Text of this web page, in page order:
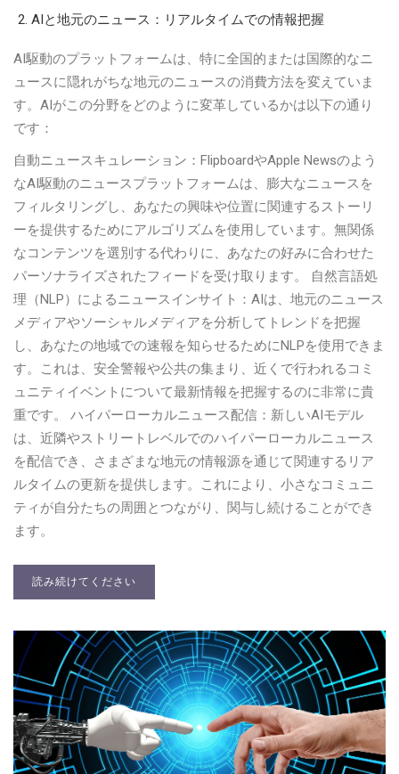
AIと地元のニュース：リアルタイムでの情報把握
AI駆動のプラットフォームは、特に全国的または国際的なニ
ュースに隠れがちな地元のニュースの消費方法を変えていま
す。AIがこの分野をどのように変革しているかは以下の通り
です：
自動ニュースキュレーション：FlipboardやApple Newsのよう
なAI駆動のニュースプラットフォームは、膨大なニュースを
フィルタリングし、あなたの興味や位置に関連するストーリ
ーを提供するためにアルゴリズムを使用しています。無関係
なコンテンツを選別する代わりに、あなたの好みに合わせた
パーソナライズされたフィードを受け取ります。 自然言語処
理（NLP）によるニュースインサイト：AIは、地元のニュース
メディアやソーシャルメディアを分析してトレンドを把握
し、あなたの地域での速報を知らせるためにNLPを使用できま
す。これは、安全警報や公共の集まり、近くで行われるコミ
ュニティイベントについて最新情報を把握するのに非常に貴
重です。 ハイパーローカルニュース配信：新しいAIモデル
は、近隣やストリートレベルでのハイパーローカルニュース
を配信でき、さまざまな地元の情報源を通じて関連するリア
ルタイムの更新を提供します。これにより、小さなコミュニ
ティが自分たちの周囲とつながり、関与し続けることができ
ます。
読み続けてください